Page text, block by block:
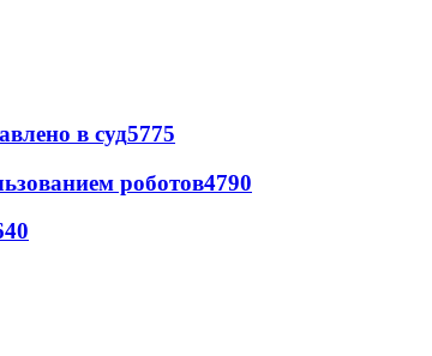
в суд5775
роботов4790